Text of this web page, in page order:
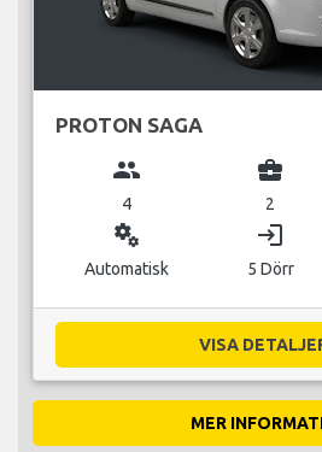
PROTON SAGA
group
4
business_center
2
miscellaneous_services
Automatisk
login
5 Dörr
VISA
MER